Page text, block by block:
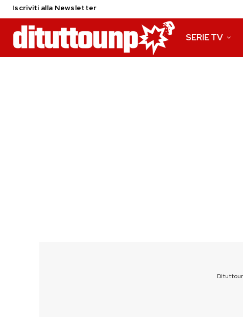
Iscriviti alla Newsletter
SERIE TV